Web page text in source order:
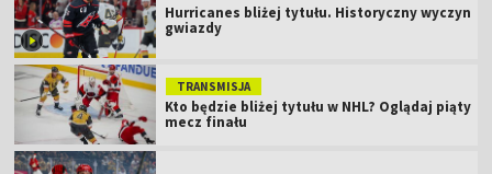
Hurricanes bliżej tytułu. Historyczny wyczyn
gwiazdy
TRANSMISJA
Kto będzie bliżej tytułu w NHL? Oglądaj piąty
mecz finału